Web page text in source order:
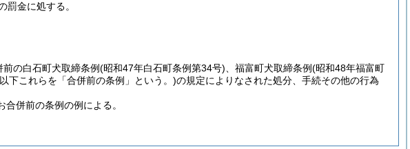
罰金に処する。
の白石町犬取締条例(昭和47年白石町条例第34号) 、福富町犬取締条例(昭和48年福富町
下これらを「合併前の条例」という。)の規定によりなされた処分、手続その他の行為
併前の条例の例による。